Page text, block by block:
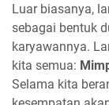
Luar biasanya,
sebagai bentuk
karyawannya.
kita semua:
Selama kita